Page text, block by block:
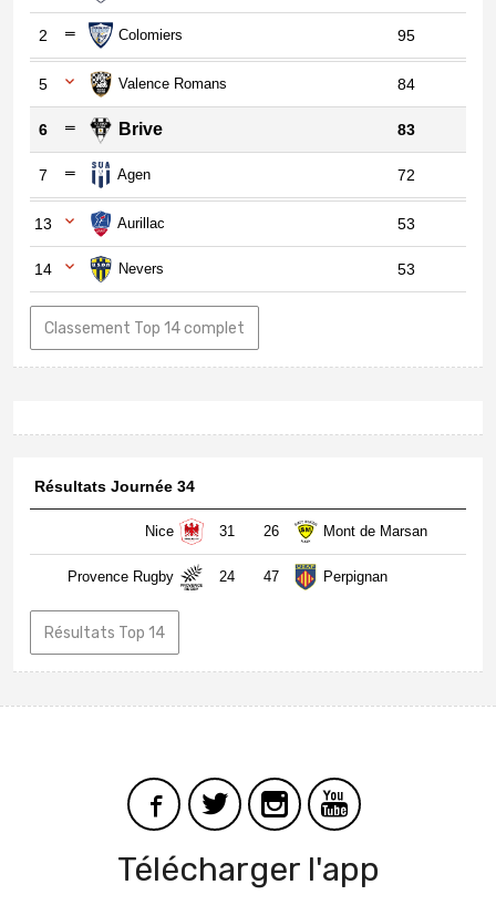
2 Colomiers 95
5 Valence Romans 84
6 Brive 83
7 Agen 72
13 Aurillac 53
14 Nevers 53
Classement Top 14 complet
Résultats Journée 34
Nice 31 26 Mont de Marsan
Provence Rugby 24 47 Perpignan
Résultats Top 14
Télécharger l'app